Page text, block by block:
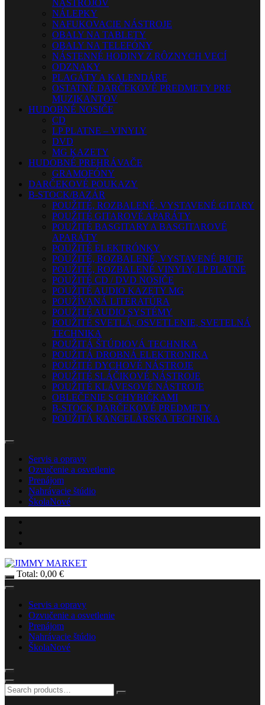
NÁSTROJOV
NÁLEPKY
NAFUKOVACIE NÁSTROJE
OBALY NA TABLETY
OBALY NA TELEFÓNY
NÁSTENNÉ HODINY Z RÔZNYCH VECÍ
ODZNAKY
PLAGÁTY A KALENDÁRE
OSTATNÉ DARČEKOVÉ PREDMETY PRE
MUZIKANTOV
HUDOBNÉ NOSIČE
CD
LP PLATNE – VINYLY
DVD
MG KAZETY
HUDOBNÉ PREHRÁVAČE
GRAMOFÓNY
DARČEKOVÉ POUKAZY
B-STOCK/BAZÁR
POUŽITÉ, ROZBALENÉ, VYSTAVENÉ GITARY
POUŽITÉ GITAROVÉ APARÁTY
POUŽITÉ BASGITARY A BASGITAROVÉ
APARÁTY
POUŽITÉ ELEKTRÓNKY
POUŽITÉ, ROZBALENÉ, VYSTAVENÉ BICIE
POUŽITÉ, ROZBALENÉ VINYLY, LP PLATNE
POUŽITÉ CD / DVD NOSIČE
POUŽITÉ AUDIO KAZETY MG
POUŽÍVANÁ LITERATÚRA
POUŽITÉ AUDIO SYSTÉMY
POUŽITÉ SVETLÁ, OSVETLENIE, SVETELNÁ
TECHNIKA
POUŽITÁ ŠTÚDIOVÁ TECHNIKA
POUŽITÁ DROBNÁ ELEKTRONIKA
POUŽITÉ DYCHOVÉ NÁSTROJE
POUŽITÉ SLÁČIKOVÉ NÁSTROJE
POUŽITÉ KLÁVESOVÉ NÁSTROJE
OBLEČENIE S CHYBIČKAMI
B-STOCK DARČEKOVÉ PREDMETY
POUŽITÁ KANCELÁRSKA TECHNIKA
Servis a opravy
Ozvučenie a osvetlenie
Prenájom
Nahrávacie štúdio
ŠkolaNové
Total: 0,00 €
Servis a opravy
Ozvučenie a osvetlenie
Prenájom
Nahrávacie štúdio
ŠkolaNové